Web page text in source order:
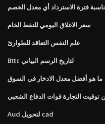
فترة الاسترداد أي معدل الخصم
سعر الاغلاق اليومي للنفط الخام
علم النفس التعاقد للطوارئ
Bttc لتاريخ الرسم البياني
ما هو أفضل معدل الادخار في السوق
توقيت التجارة قوات الدفاع الشعبي
Aud لتحويل cad